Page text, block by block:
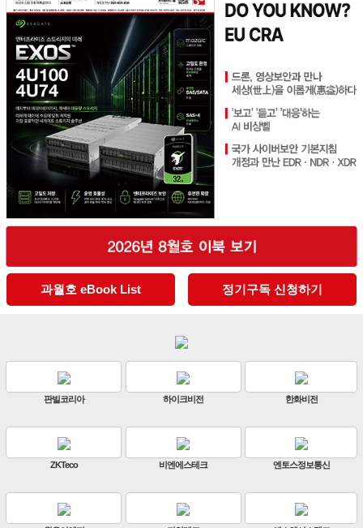
과월호 eBook List 정기구독 신청하기
판빌코리아 하이크비전 한화비전
ZKTeco 비엔에스테크 엔토스정보통신